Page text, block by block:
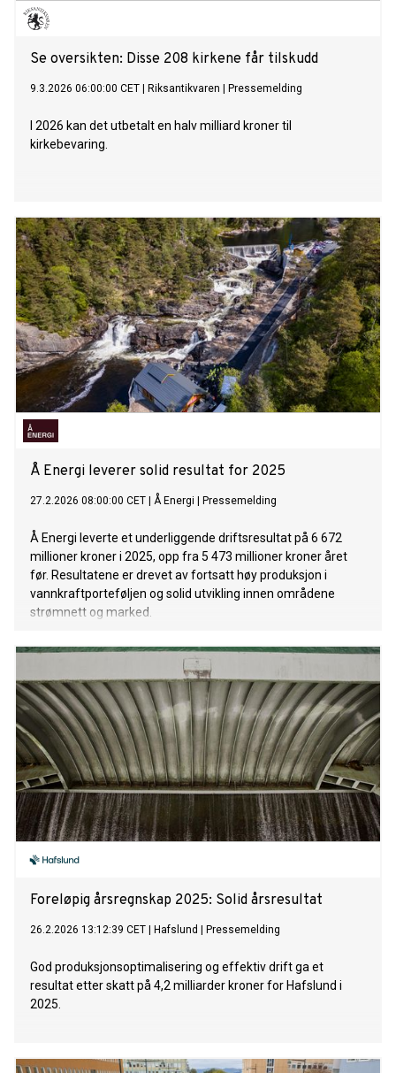
Se oversikten: Disse 208 kirkene får tilskudd
9.3.2026 06:00:00 CET Riksantikvaren Pressemelding
I 2026 kan det utbetalt en halv milliard kroner til
kirkebevaring.
Å Energi leverer solid resultat for 2025
27.2.2026 08:00:00 CET Å Energi Pressemelding
Å Energi leverte et underliggende driftsresultat på 6 672
millioner kroner i 2025, opp fra 5 473 millioner kroner året
før. Resultatene er drevet av fortsatt høy produksjon i
vannkraftporteføljen og solid utvikling innen områdene
strømnett og marked.
Foreløpig årsregnskap 2025: Solid årsresultat
26.2.2026 13:12:39 CET Hafslund Pressemelding
God produksjonsoptimalisering og effektiv drift ga et
resultat etter skatt på 4,2 milliarder kroner for Hafslund i
2025.